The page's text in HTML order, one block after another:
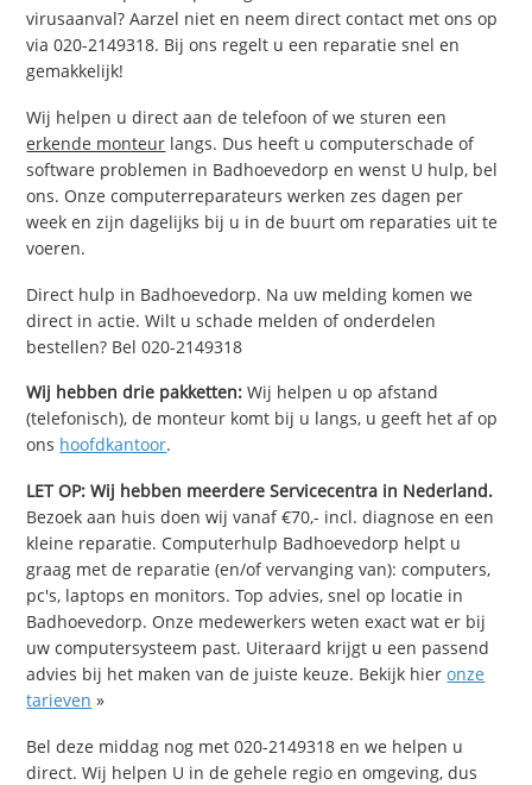
virusaanval? Aarzel niet en neem direct contact met ons op
via 020-2149318. Bij ons regelt u een reparatie snel en
gemakkelijk!
Wij helpen u direct aan de telefoon of we sturen een
erkende monteur langs. Dus heeft u computerschade of
software problemen in Badhoevedorp en wenst U hulp, bel
ons. Onze computerreparateurs werken zes dagen per
week en zijn dagelijks bij u in de buurt om reparaties uit te
voeren.
Direct hulp in Badhoevedorp. Na uw melding komen we
direct in actie. Wilt u schade melden of onderdelen
bestellen? Bel 020-2149318
Wij hebben drie pakketten: Wij helpen u op afstand
(telefonisch), de monteur komt bij u langs, u geeft het af op
ons hoofdkantoor.
LET OP: Wij hebben meerdere Servicecentra in Nederland.
Bezoek aan huis doen wij vanaf €70,- incl. diagnose en een
kleine reparatie. Computerhulp Badhoevedorp helpt u
graag met de reparatie (en/of vervanging van): computers,
pc's, laptops en monitors. Top advies, snel op locatie in
Badhoevedorp. Onze medewerkers weten exact wat er bij
uw computersysteem past. Uiteraard krijgt u een passend
advies bij het maken van de juiste keuze. Bekijk hieronze
tarieven »
Bel deze middag nog met 020-2149318 en we helpen u
direct. Wij helpen U in de gehele regio en omgeving, dus